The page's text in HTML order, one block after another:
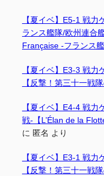
【夏イベ】E5-1 戦
ランス艦隊/欧州連合
Française -フランス艦
【夏イベ】E3-3 戦
【反撃！第三十一戦隊
【夏イベ】E4-4 戦
戦-【L’Élan de la
に 匿名 より
【夏イベ】E3-1 戦
【反撃！第三十一戦隊